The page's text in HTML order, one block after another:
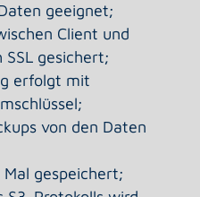
geeignet;
Client und
SSL gesichert;
erfolgt mit
von den Daten
gespeichert;